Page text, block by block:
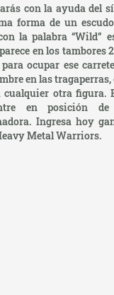
con la ayuda del
forma de un
la palabra “Wild”
en los tambores
ocupar ese
en las
otra figura.
en posición de
Ingresa hoy
Metal Warriors.